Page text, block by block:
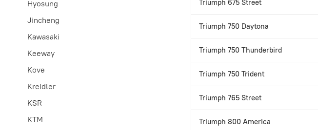
Triumph 675 Street
Triumph 750 Daytona
Triumph 750 Thunderbird
Triumph 750 Trident
Triumph 765 Street
Triumph 800 America
Hyosung
Jincheng
Kawasaki
Keeway
Kove
Kreidler
KSR
KTM